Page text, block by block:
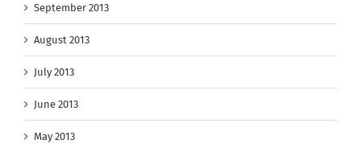
September 2013
August 2013
July 2013
June 2013
May 2013